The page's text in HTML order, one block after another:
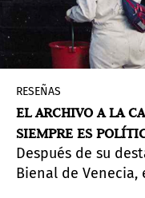
RESEÑAS
EL ARCHIVO A LA
SIEMPRE ES
Después de su
Bienal de